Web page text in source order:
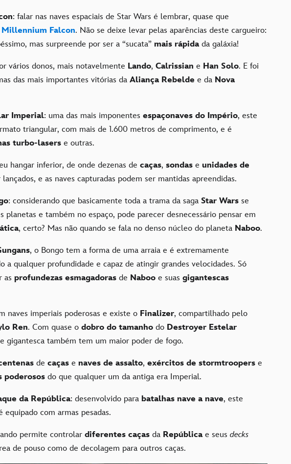
: falar nas naves espaciais de Star Wars é lembrar, quase que
Millennium Falcon. Não se deixe levar pelas aparências deste cargueiro:
mas surpreende por ser a “sucata” mais rápidada galáxia!
vários donos, mais notavelmente Lando, Calrissian e Han Solo. E foi
das mais importantes vitórias da Aliança Rebelde e da Nova
Imperial: uma das mais imponentes espaçonaves do Império, este
triangular, com mais de 1.600 metros de comprimento, e é
turbo-lasers e outras.
hangar inferior, de onde dezenas de caças, sondas e unidades de
e as naves capturadas podem ser mantidas apreendidas.
: considerando que basicamente toda a trama da saga Star Wars se
planetas e também no espaço, pode parecer desnecessário pensar em
, certo? Mas não quando se fala no denso núcleo do planeta Naboo.
, o Bongo tem a forma de uma arraia e é extremamente
a qualquer profundidade e capaz de atingir grandes velocidades. Só
as profundezas esmagadoras de Naboo e suas gigantescas
naves imperiais poderosas e existe o Finalizer, compartilhado pelo
Ren. Com quase o dobro do tamanho do Destroyer Estelar
gigantesca também tem um maior poder de fogo.
de caças e naves de assalto, exércitos de stormtroopers e
poderosos do que qualquer um da antiga era Imperial.
da República: desenvolvido para batalhas nave a nave, este
equipado com armas pesadas.
permite controlar diferentes caças da República e seus decks
de pouso como de decolagem para outros caças.